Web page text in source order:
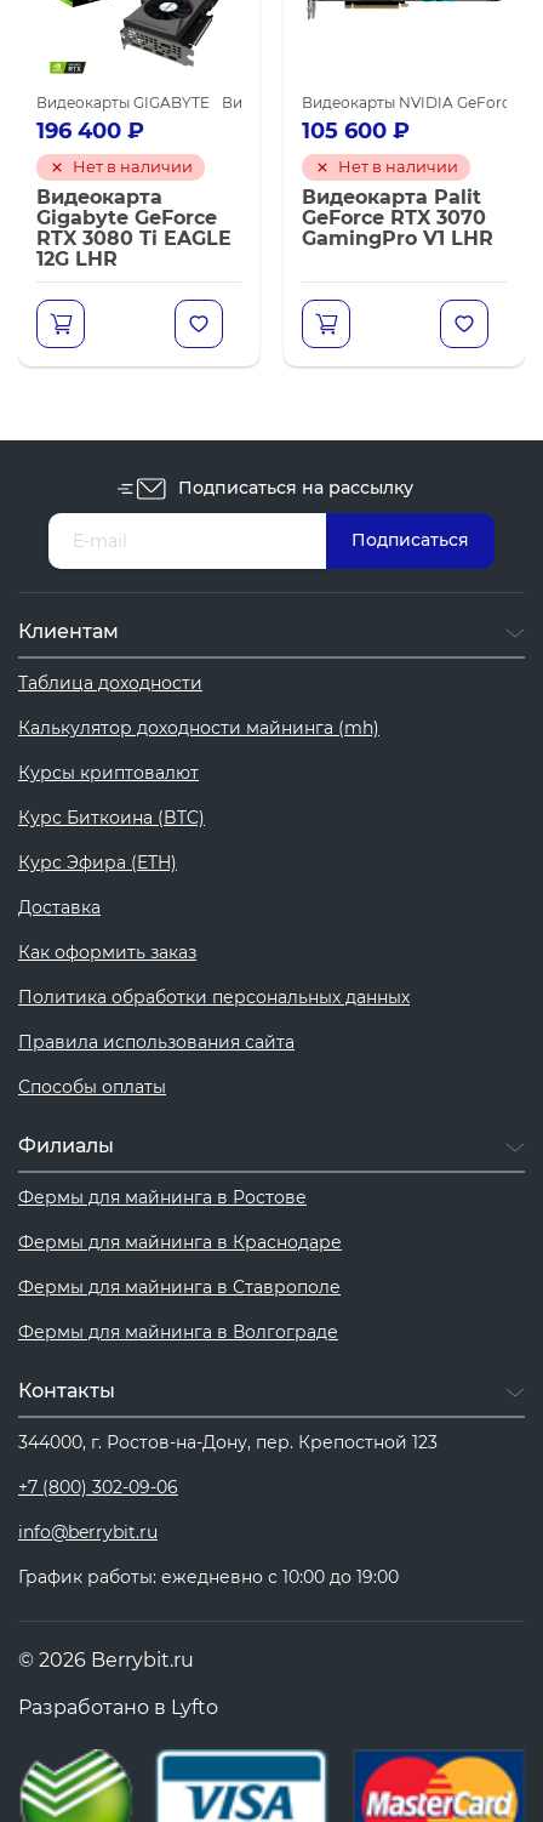
NVIDIA для майнинга
GIGABYTE Видеокарты NVIDIA GeForce RTX 3090 Видеокарты
Видеокарты GIGABYTE Видеокарты NVIDIA GeForce RTX 3080 Ti
196 400 ₽
Нет в наличии
Видеокарта
Gigabyte GeForce
RTX 3080 Ti EAGLE
12G LHR
Видеокарты NVIDIA GeForce
105 600 ₽
Нет в наличии
Видеокарта Palit
GeForce RTX 3070
GamingPro V1 LHR
Подписаться на рассылку
Клиентам
Таблица доходности
Калькулятор доходности майнинга (mh)
Курсы криптовалют
Курс Биткоина (BTC)
Курс Эфира (ETH)
Доставка
Как оформить заказ
Политика обработки персональных данных
Правила использования сайта
Способы оплаты
Филиалы
Фермы для майнинга в Ростове
Фермы для майнинга в Краснодаре
Фермы для майнинга в Ставрополе
Фермы для майнинга в Волгограде
Контакты
344000, г. Ростов-на-Дону, пер. Крепостной 123
+7 (800) 302-09-06
info@berrybit.ru
График работы: ежедневно с 10:00 до 19:00
© 2026 Berrybit.ru
Разработано в Lyfto